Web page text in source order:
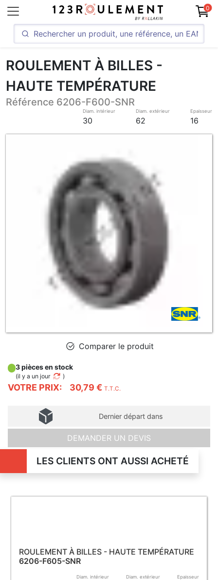
0
ROULEMENT À BILLES -
HAUTE TEMPÉRATURE
Référence 6206-F600-SNR
Diam. intérieur
30
Diam. extérieur
62
Epaisseur
16
Comparer le produit
VOTRE PRIX: 30,79 € T.T.C.
3 pièces en stock
(il y a un jour )
Dernier départ dans
DEMANDER UN DEVIS
LES CLIENTS ONT AUSSI ACHETÉ
ROULEMENT À BILLES - HAUTE TEMPÉRATURE
6206-F605-SNR
Diam. intérieur Diam. extérieur Epaisseur